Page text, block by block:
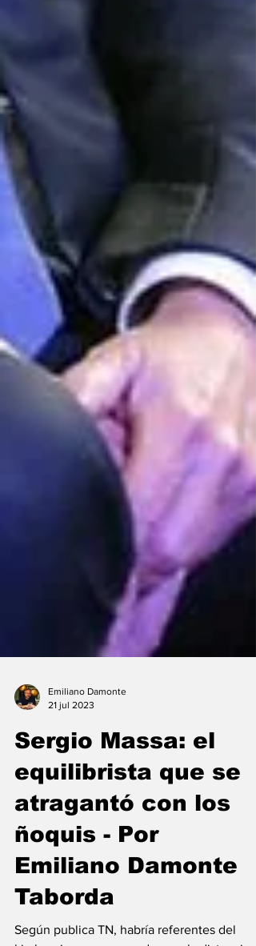
Emiliano Damonte
Sergio Massa: el
equilibrista que se
atragantó con los
ñoquis - Por
Emiliano Damonte
Taborda